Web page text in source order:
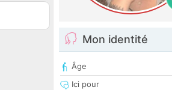
Mon identité
Âge
Ici pour